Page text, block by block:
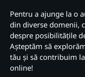
Pentru a ajunge la o
din diverse domenii,
despre posibilitățile
Așteptăm să
tău și să contribuim
online!